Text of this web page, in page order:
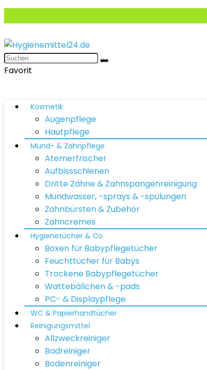
Favorit
Kosmetik
Augenpflege
Hautpflege
Mund- & Zahnpflege
Atemerfrischer
Aufbissschienen
Dritte Zähne & Zahnspangenreinigung
Mundwasser, -sprays & -spülungen
Zahnbürsten & Zubehör
Zahncremes
Hygienetücher & Co
Boxen für Babypflegetücher
Feuchttücher für Babys
Trockene Babypflegetücher
Wattebällchen & -pads
PC- & Displaypflege
WC & Papierhandtücher
Reinigungsmittel
Allzweckreiniger
Badreiniger
Bodenreiniger